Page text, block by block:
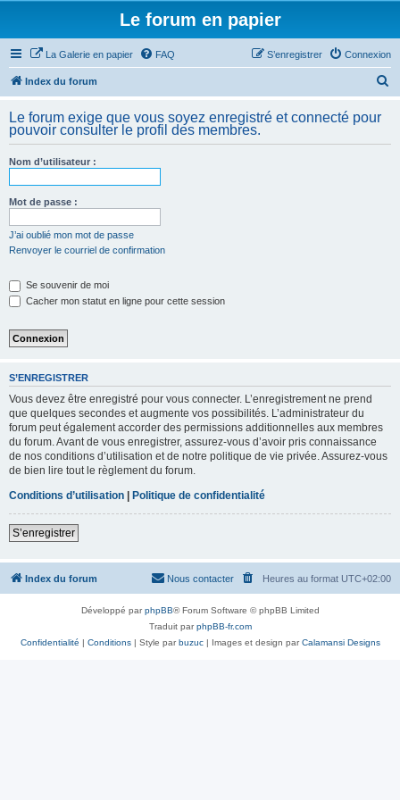
Le forum en papier
La Galerie en papier FAQ Connexion
S’enregistrer
Index du forum
h
Le forum exige que vous soyez enregistré et connecté pour
pouvoir consulter le profil des membres.
Nom d’utilisateur :
Mot de passe :
J’ai oublié mon mot de passe
Renvoyer le courriel de confirmation
Se souvenir de moi
Cacher mon statut en ligne pour cette session
S’ENREGISTRER
Vous devez être enregistré pour vous connecter. L’enregistrement ne prend
que quelques secondes et augmente vos possibilités. L’administrateur du
forum peut également accorder des permissions additionnelles aux membres
du forum. Avant de vous enregistrer, assurez-vous d’avoir pris connaissance
de nos conditions d’utilisation et de notre politique de vie privée. Assurez-vous
de bien lire tout le règlement du forum.
Conditions d’utilisation | Politique de confidentialité
S’enregistrer
Index du forum Heures au format UTC+02:00
Nous contacter
Développé parphpBB® Forum Software © phpBB Limited
Traduit parphpBB-fr.com
Confidentialité | Conditions| Style parbuzuc| Images et design parCalamansi Designs